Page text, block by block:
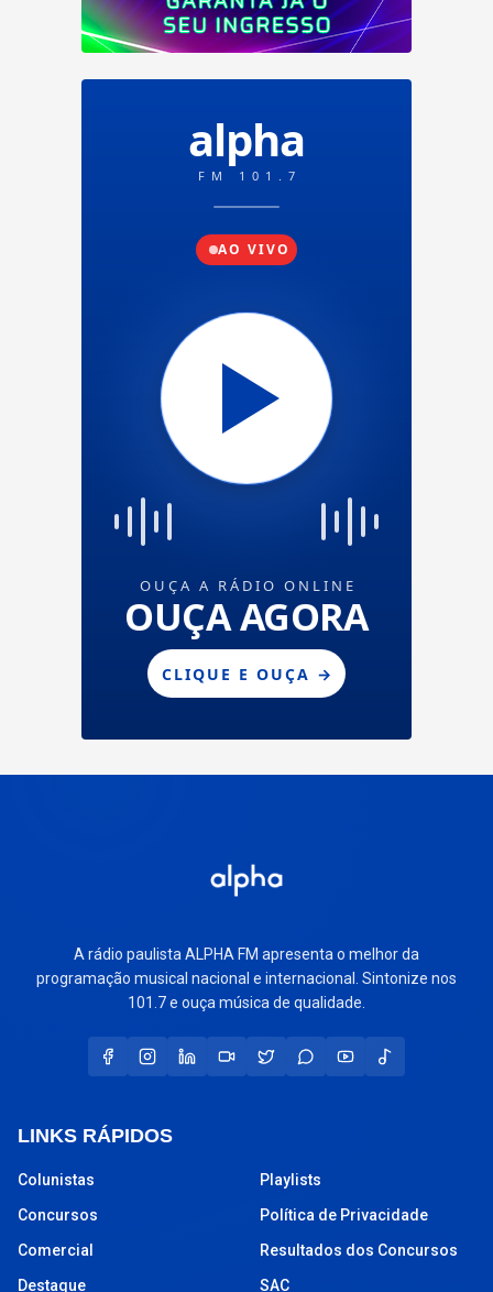
A rádio paulista ALPHA FM apresenta o melhor da
programação musical nacional e internacional. Sintonize nos
101.7 e ouça música de qualidade.
LINKS RÁPIDOS
Colunistas
Concursos
Comercial
Destaque
Playlists
Política de Privacidade
Resultados dos Concursos
SAC